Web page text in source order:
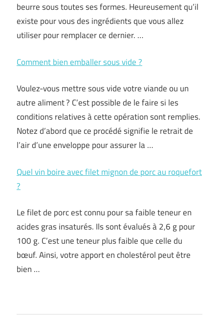
beurre sous toutes ses formes. Heureusement qu’il
existe pour vous des ingrédients que vous allez
utiliser pour remplacer ce dernier. …
Comment bien emballer sous vide ?
Voulez-vous mettre sous vide votre viande ou un
autre aliment ? C’est possible de le faire si les
conditions relatives à cette opération sont remplies.
Notez d’abord que ce procédé signifie le retrait de
l’air d’une enveloppe pour assurer la …
Quel vin boire avec filet mignon de porc au roquefort
?
Le filet de porc est connu pour sa faible teneur en
acides gras insaturés. Ils sont évalués à 2,6 g pour
100 g. C’est une teneur plus faible que celle du
bœuf. Ainsi, votre apport en cholestérol peut être
bien …